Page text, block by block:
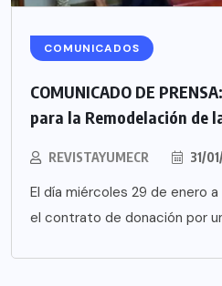
COMUNICADOS
COMUNICADO DE
para la Remodelación de
REVISTAYUMECR 31/
El día miércoles 29 de enero
el contrato de donación por